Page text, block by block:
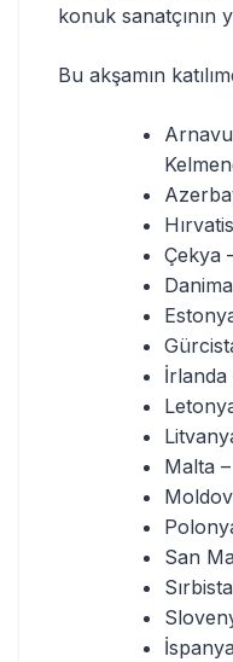
konuk sanatçının
Bu akşamın
Çekya
İrlanda
Malta
San